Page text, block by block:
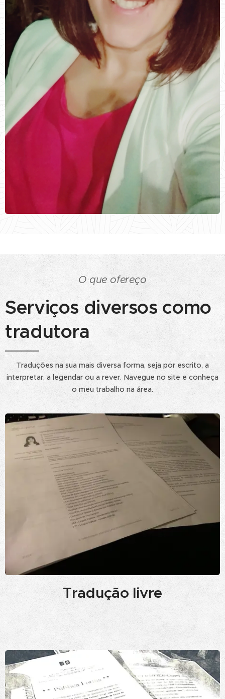
O que ofereço
Serviços diversos como
tradutora
Traduções na sua mais diversa forma, seja por escrito, a
interpretar, a legendar ou a rever. Navegue no site e conheça
o meu trabalho na área.
Tradução livre